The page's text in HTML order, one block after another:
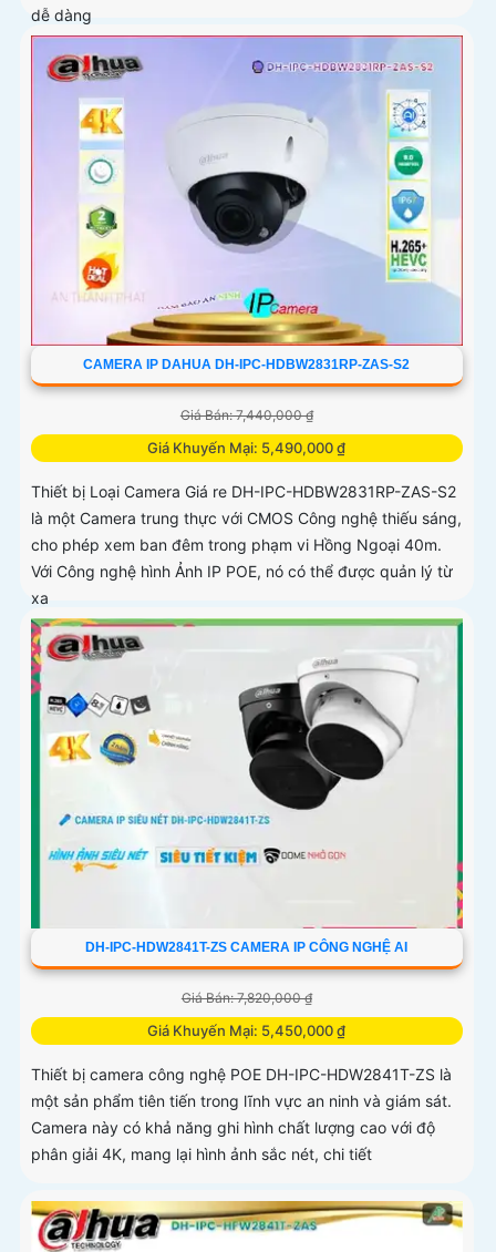
dễ dàng
CAMERA IP DAHUA DH-IPC-HDBW2831RP-ZAS-S2
Giá Bán: 7,440,000 ₫
Giá Khuyến Mại: 5,490,000 ₫
Thiết bị Loại Camera Giá re DH-IPC-HDBW2831RP-ZAS-S2
là một Camera trung thực với CMOS Công nghệ thiếu sáng,
cho phép xem ban đêm trong phạm vi Hồng Ngoại 40m.
Với Công nghệ hình Ảnh IP POE, nó có thể được quản lý từ
xa
DH-IPC-HDW2841T-ZS CAMERA IP CÔNG NGHỆ AI
Giá Bán: 7,820,000 ₫
Giá Khuyến Mại: 5,450,000 ₫
Thiết bị camera công nghệ POE DH-IPC-HDW2841T-ZS là
một sản phẩm tiên tiến trong lĩnh vực an ninh và giám sát.
Camera này có khả năng ghi hình chất lượng cao với độ
phân giải 4K, mang lại hình ảnh sắc nét, chi tiết